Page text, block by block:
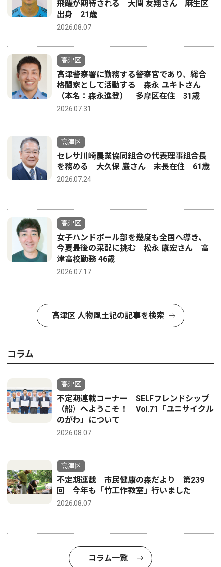
飛躍が期待される 大関 友翔さん 麻生区
出身 21歳
2026.08.07
高津区
高津警察署に勤務する警察官であり、総合
格闘家として活動する 森永 ユキトさん
（本名：森永進登） 多摩区在住 31歳
2026.07.31
高津区
セレサ川崎農業協同組合の代表理事組合長
を務める 大久保 巌さん 末長在住 61歳
2026.07.24
高津区
女子ハンドボール部を幾度も全国へ導き、
今夏最後の采配に挑む 松永 康宏さん 高
津高校勤務 46歳
2026.07.17
高津区 人物風土記の記事を検索
コラム
高津区
不定期連載コーナー SELFフレンドシップ
（船）へようこそ！ Vol.71「ユニサイクル
のがわ」について
2026.08.07
高津区
不定期連載 市民健康の森だより 第239
回 今年も「竹工作教室」行いました
2026.08.07
コラム一覧